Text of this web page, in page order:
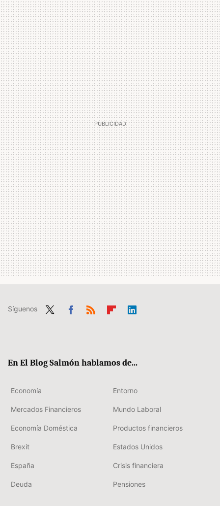
Síguenos
En El Blog Salmón hablamos de...
Economía Entorno
Mercados Financieros Mundo Laboral
Economía Doméstica Productos financieros
Brexit Estados Unidos
España Crisis financiera
Deuda Pensiones